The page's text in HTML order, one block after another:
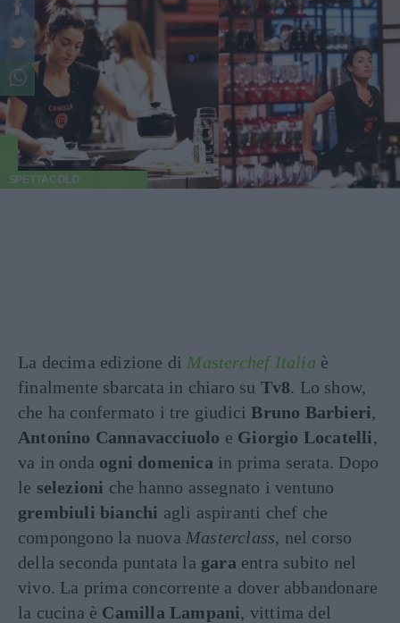
SPETTACOLO
La decima edizione di Masterchef Italia è
finalmente sbarcata in chiaro su Tv8. Lo show,
che ha confermato i tre giudiciBruno Barbieri,
Antonino Cannavacciuolo e Giorgio Locatelli,
va in onda ogni domenica in prima serata. Dopo
le selezioni che hanno assegnato i ventuno
grembiuli bianchi agli aspiranti chef che
compongono la nuova Masterclass, nel corso
della seconda puntata la gara entra subito nel
vivo. La prima concorrente a dover abbandonare
la cucina è Camilla Lampani, vittima del